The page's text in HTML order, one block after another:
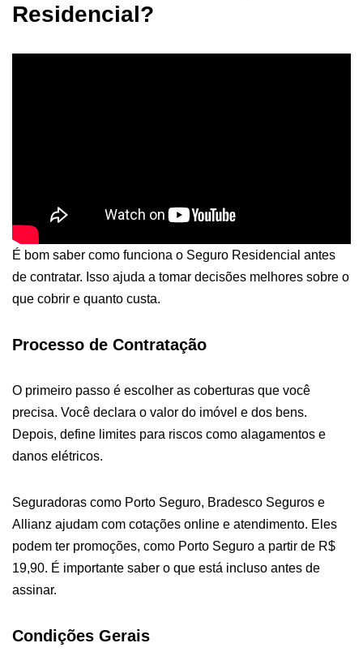
Residencial?
É bom saber como funciona o Seguro Residencial antes
de contratar. Isso ajuda a tomar decisões melhores sobre o
que cobrir e quanto custa.
Processo de Contratação
O primeiro passo é escolher as coberturas que você
precisa. Você declara o valor do imóvel e dos bens.
Depois, define limites para riscos como alagamentos e
danos elétricos.
Seguradoras como Porto Seguro, Bradesco Seguros e
Allianz ajudam com cotações online e atendimento. Eles
podem ter promoções, como Porto Seguro a partir de R$
19,90. É importante saber o que está incluso antes de
assinar.
Condições Gerais